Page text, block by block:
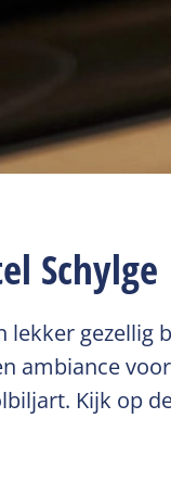
Schylge
gezellig
ambiance
Kijk op